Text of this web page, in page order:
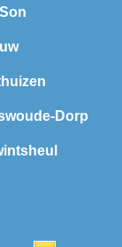
Son
Dorp